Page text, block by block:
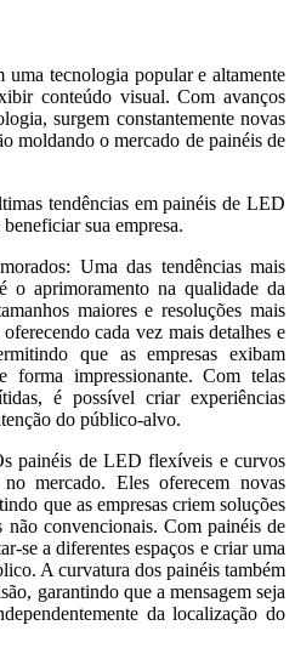
tecnologia popular e altamente
conteúdo visual. Com avanços
surgem constantemente novas
moldando o mercado de painéis de
tendências em painéis de LED
sua empresa.
Uma das tendências mais
o aprimoramento na qualidade da
maiores e resoluções mais
cada vez mais detalhes e
que as empresas exibam
forma impressionante. Com telas
é possível criar experiências
do público-alvo.
painéis de LED flexíveis e curvos
mercado. Eles oferecem novas
que as empresas criem soluções
convencionais. Com painéis de
se a diferentes espaços e criar uma
A curvatura dos painéis também
garantindo que a mensagem seja
da localização do